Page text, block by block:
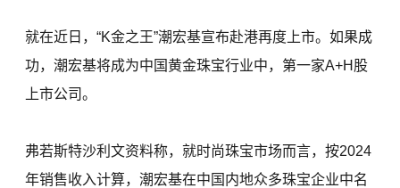
就在近日，“K金之王”潮宏基宣布赴港再度上市。如果成
功，潮宏基将成为中国黄金珠宝行业中，第一家A+H股
上市公司。
弗若斯特沙利文资料称，就时尚珠宝市场而言，按2024
年销售收入计算，潮宏基在中国内地众多珠宝企业中名